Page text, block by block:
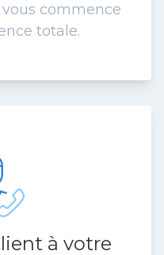
commence
totale.
à votre